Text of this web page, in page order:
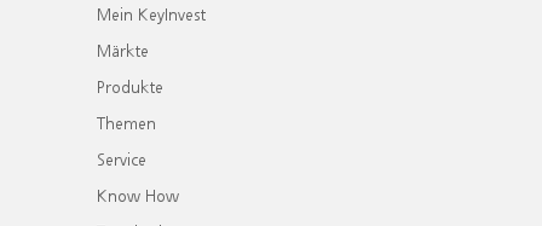
Mein KeyInvest
Märkte
Produkte
Themen
Service
Know How